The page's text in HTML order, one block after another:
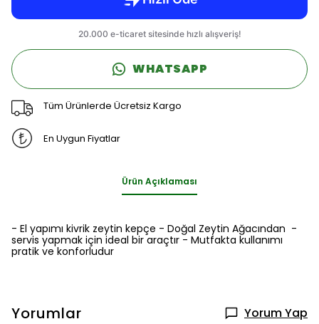
WHATSAPP
Tüm Ürünlerde Ücretsiz Kargo
En Uygun Fiyatlar
Ürün Açıklaması
- El yapımı kivrik zeytin kepçe - Doğal Zeytin Ağacından -
servis yapmak için ideal bir araçtır - Mutfakta kullanımı
pratik ve konforludur
Yorumlar Yorum Yap